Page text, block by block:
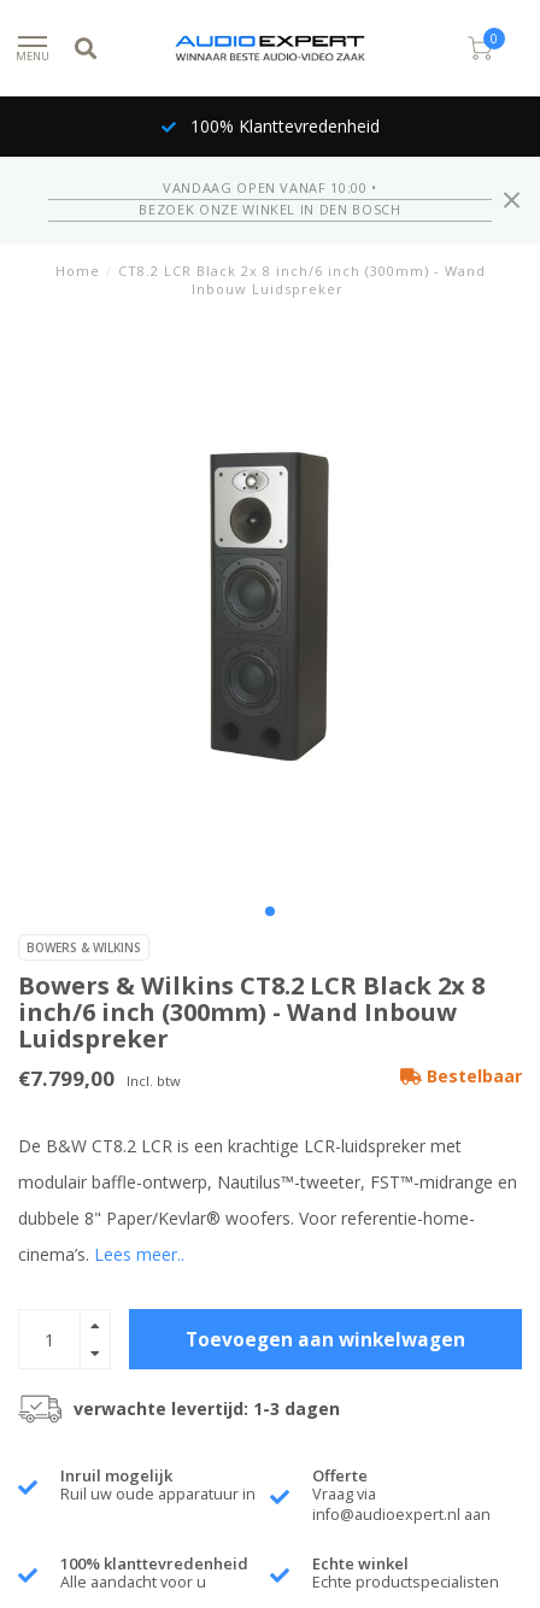
MENU
0
100% Klanttevredenheid
VANDAAG OPEN VANAF 10:00 •
BEZOEK ONZE WINKEL IN DEN BOSCH
Home / CT8.2 LCR Black 2x 8 inch/6 inch (300mm) - Wand
Inbouw Luidspreker
BOWERS & WILKINS
Bowers & Wilkins CT8.2 LCR Black 2x 8
inch/6 inch (300mm) - Wand Inbouw
Luidspreker
€7.799,00 Incl. btw Bestelbaar
De B&W CT8.2 LCR is een krachtige LCR-luidspreker met
modulair baffle-ontwerp, Nautilus™-tweeter, FST™-midrange en
dubbele 8" Paper/Kevlar® woofers. Voor referentie-home-
cinema’s. Lees meer..
Toevoegen aan winkelwagen
verwachte levertijd: 1-3 dagen
Inruil mogelijk
Ruil uw oude apparatuur in
Offerte
Vraag via
info@audioexpert.nl aan
100% klanttevredenheid
Alle aandacht voor u
Echte winkel
Echte productspecialisten